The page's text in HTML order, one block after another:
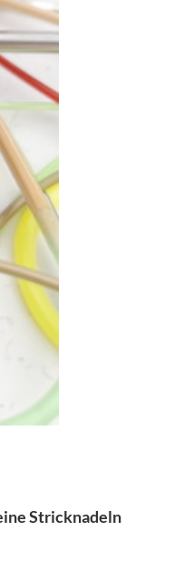
Stricknadeln